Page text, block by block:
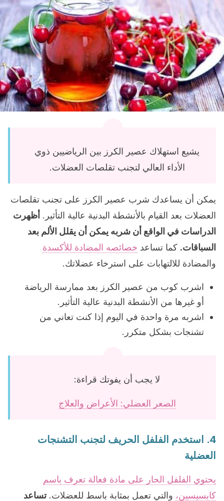
يشيع استهلاك عصير الكرز بين الرياضيين ذوي
الأداء العالي لتجنب تقلصات العضلات.
يمكن أن يساعدك شرب عصير الكرز على تجنب تقلصات
العضلات بعد القيام بالأنشطة البدنية عالية التأثير. أظهرت
الدراسات في الواقع أن شربه يمكن أن يقلل الألم بعد
السباقات. كما تساعد خصائصه المضادة للأكسدة
والمضادة للالتهابات على استرخاء عضلاتك.
اشرب كوب من عصير الكرز بعد ممارسة الرياضة
أو غيرها من الأنشطة البدنية عالية التأثير.
اشربه مرة واحدة في اليوم إذا كنت تعاني من
تشنجات بشكل متكرر.
لا يجب أن يفوتك قراءة:
الصعر العضلي: الأعراض والعلاج
4. استخدم الفلفل الحريف لتجنب التشنجات
العضلية
يحتوي الفلفل الحار على مادة فعالة تعرف باسم
كابسيسين، والتي تعمل بمثابة باسط للعضلات.تساعد